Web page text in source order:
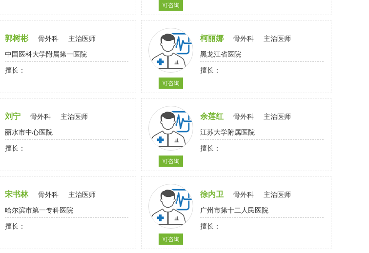
可咨询
郭树彬 骨外科
主治医师
中国医科大学附属第一医院
擅长：
可咨询
柯丽娜 骨外科
主治医师
黑龙江省医院
擅长：
刘宁 骨外科
主治医师
丽水市中心医院
擅长：
可咨询
余莲红 骨外科
主治医师
江苏大学附属医院
擅长：
宋书林 骨外科
主治医师
哈尔滨市第一专科医院
擅长：
可咨询
徐内卫 骨外科
主治医师
广州市第十二人民医院
擅长：